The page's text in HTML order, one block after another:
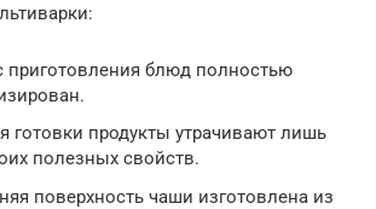
приготовления блюд полностью
готовки продукты утрачивают лишь
полезных свойств.
поверхность чаши изготовлена из